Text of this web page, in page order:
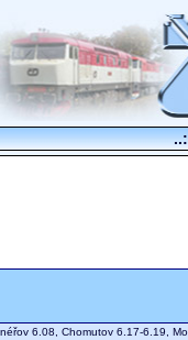
6.08, Chomutov 6.17-6.19,